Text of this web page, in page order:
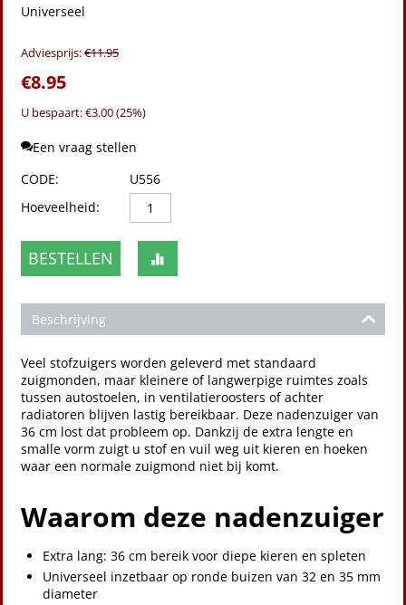
Universeel
Adviesprijs:€11.95
€8.95
U bespaart: €3.00(25%)
Een vraag stellen
CODE:
U556
Hoeveelheid:
BESTELLEN
Beschrijving
Veel stofzuigers worden geleverd met standaard
zuigmonden, maar kleinere of langwerpige ruimtes zoals
tussen autostoelen, in ventilatieroosters of achter
radiatoren blijven lastig bereikbaar. Deze nadenzuiger van
36 cm lost dat probleem op. Dankzij de extra lengte en
smalle vorm zuigt u stof en vuil weg uit kieren en hoeken
waar een normale zuigmond niet bij komt.
Waarom deze nadenzuiger
Extra lang: 36 cm bereik voor diepe kieren en spleten
Universeel inzetbaar op ronde buizen van 32 en 35 mm
diameter